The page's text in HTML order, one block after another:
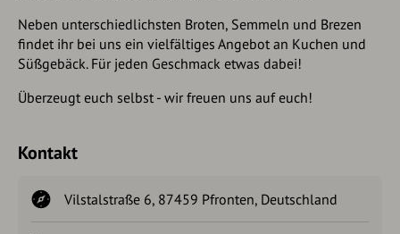
Neben unterschiedlichsten Broten, Semmeln und Brezen
findet ihr bei uns ein vielfältiges Angebot an Kuchen und
Süßgebäck. Für jeden Geschmack etwas dabei!
Überzeugt euch selbst - wir freuen uns auf euch!
Kontakt
Vilstalstraße 6, 87459 Pfronten, Deutschland